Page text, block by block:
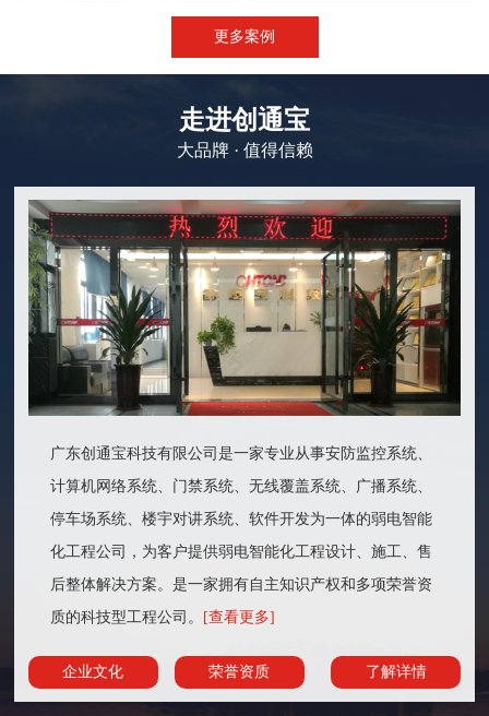
房建设、视频监控系统、信息网络
禁系统、停车场系统，会议系统、
更多案例
走进创通宝
大品牌 · 值得信赖
广东创通宝科技有限公司是一家专业从事安防监控系统、
计算机网络系统、门禁系统、无线覆盖系统、广播系统、
停车场系统、楼宇对讲系统、软件开发为一体的弱电智能
化工程公司，为客户提供弱电智能化工程设计、施工、售
后整体解决方案。是一家拥有自主知识产权和多项荣誉资
质的科技型工程公司。
[查看更多]
企业文化 荣誉资质 了解详情